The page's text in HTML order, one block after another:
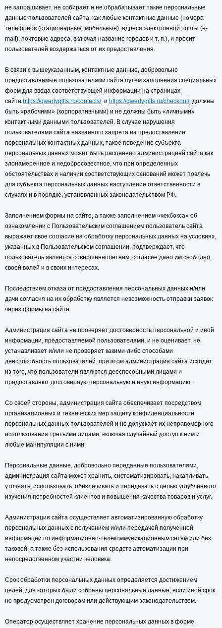
не запрашивает, не собирает и не обрабатывает такие персональные
данные пользователей сайта, как любые контактные данные (номера
телефонов (стационарные, мобильные), адреса электронной почты (e-
mail), почтовые адреса, включая название городов и т. п.), и просит
пользователей воздержаться от их предоставления.
В связи с вышеуказанным, контактные данные, добровольно
предоставляемые пользователями сайта путем заполнения специальных
форм для ввода соответствующей информации на страницах
сайта https://qwertygifts.ru/contacts/и https://qwertygifts.ru/checkout/, должны
быть «рабочими» (корпоративными) и не должны быть «личными»
контактными данными пользователей. В случае нарушения
пользователями сайта названного запрета на предоставление
персональных контактных данных, такое поведение субъекта
персональных данных может быть расценено администрацией сайта как
злонамеренное и недобросовестное, что при определенных
обстоятельствах и наличии соответствующих оснований может повлечь
для субъекта персональных данных наступление ответственности в
случаях и в порядке, установленных законодательством РФ.
Заполнением формы на сайте, а также заполнением «чекбокса» об
ознакомлении с Пользовательским соглашением пользователь сайта
выражает свое согласие на обработку персональных данных на условиях,
указанных в Пользовательском соглашении, подтверждает, что
пользователь является совершеннолетним, согласие дано им свободно,
своей волей и в своих интересах.
Последствием отказа от предоставления персональных данных и/или
дачи согласия на их обработку является невозможность отправки заявок
через формы на сайте.
Администрация сайта не проверяет достоверность персональной и иной
информации, предоставляемой пользователями, и не оценивает, не
устанавливает и/или не проверяет какими-либо способами
дееспособность пользователей, при этом администрация сайта исходит
из того, что пользователи являются дееспособными лицами и
предоставляют достоверную персональную и иную информацию.
Со своей стороны, администрация сайта обеспечивает посредством
организационных и технических мер защиту конфиденциальности
персональных данных пользователей и не допускает их неправомерного
использования третьими лицами, включая случайный доступ к ним и
любые манипуляции с ними.
Персональные данные, добровольно переданные пользователями,
администрация сайта может хранить, систематизировать, накапливать,
уточнять, использовать, обезличивать и передавать с целью углубленного
изучения потребностей клиентов и повышения качества товаров и услуг.
Администрация сайта осуществляет автоматизированную обработку
персональных данных с получением и/или передачей полученной
информации по информационно-телекоммуникационным сетям или без
таковой, а также без использования средств автоматизации при
непосредственном участии человека.
Срок обработки персональных данных определяется достижением
целей, для которых были собраны персональные данные, если иной срок
не предусмотрен договором или действующим законодательством.
Оператор осуществляет хранение персональных данных в форме,